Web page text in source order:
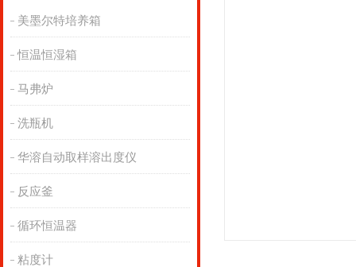
美墨尔特培养箱
恒温恒湿箱
马弗炉
洗瓶机
华溶自动取样溶出度仪
反应釜
循环恒温器
粘度计